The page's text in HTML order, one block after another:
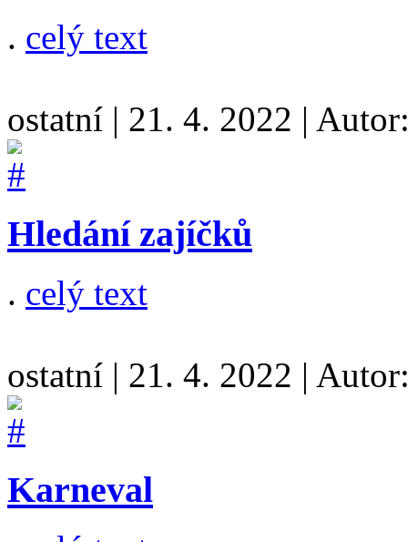
. celý text
ostatní | 21. 4. 2022 |
Hledání zajíčků
. celý text
ostatní | 21. 4. 2022 |
Karneval